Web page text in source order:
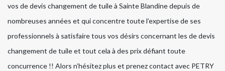
vos de devis changement de tuile à Sainte Blandine depuis de
nombreuses années et qui concentre toute l’expertise de ses
professionnels à satisfaire tous vos désirs concernant les de devis
changement de tuile et tout cela à des prix défiant toute
concurrence !! Alors n’hésitez plus et prenez contact avec PETRY